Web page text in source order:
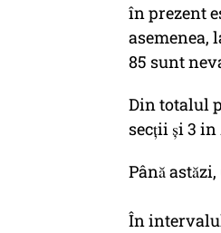
în prezent
asemenea,
85 sunt
Din totalul
secții și 3 in
Până
În intervalul